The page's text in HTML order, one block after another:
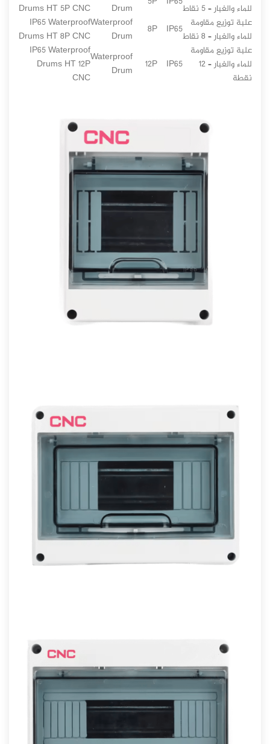
Drums HT 5P CNC
Drum
للماء والغبار – 5 نقاط
IP65 Waterproof
Drums HT 8P CNC
Waterproof
Drum
8P IP65
علبة توزيع مقاومة
للماء والغبار – 8 نقاط
IP65 Waterproof
Drums HT 12P
CNC
Waterproof
Drum
12P IP65
علبة توزيع مقاومة
للماء والغبار – 12
نقطة